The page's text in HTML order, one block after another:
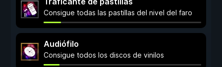
Consigue todas las pastillas del nivel del faro
Audiófilo
Consigue todos los discos de vinilos